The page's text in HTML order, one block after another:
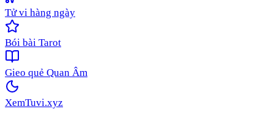
Tử vi hàng ngày
Bói bài Tarot
Gieo quẻ Quan Âm
XemTuvi.xyz